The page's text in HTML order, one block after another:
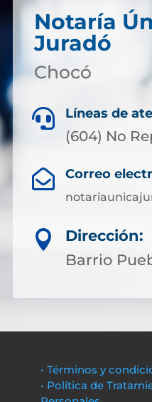
Notaría
Juradó
Chocó
 Líneas de
(604) No
 Correo

Dirección:
Barrio
• Términos y
• Política de